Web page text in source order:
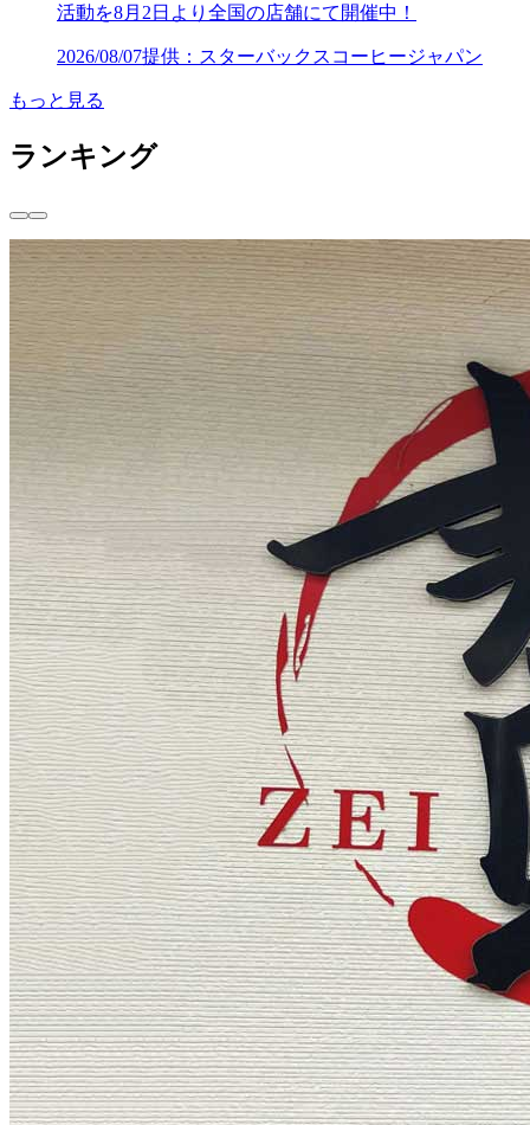
活動を8月2日より全国の店舗にて開催中！
2026/08/07提供：スターバックスコーヒージャパン
もっと見る
ランキング